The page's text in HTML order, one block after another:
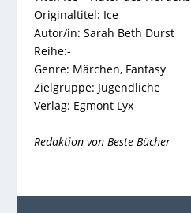
Originaltitel: Ice
Autor/in: Sarah Beth Durst
Reihe:-
Genre: Märchen, Fantasy
Zielgruppe: Jugendliche
Verlag: Egmont Lyx
Redaktion von Beste Bücher